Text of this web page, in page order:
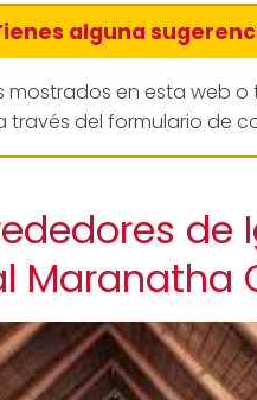
alguna
mostrados en esta web
del formulario de
Maranatha